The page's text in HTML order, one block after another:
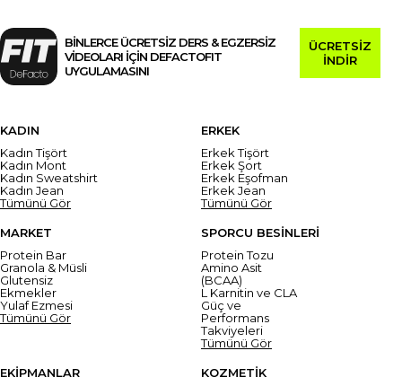
BİNLERCE ÜCRETSİZ DERS & EGZERSİZ
VİDEOLARI İÇİN DEFACTOFIT
UYGULAMASINI
ÜCRETSİZ
İNDİR
KADIN
Kadın Tişört
Kadın Mont
Kadın Sweatshirt
Kadın Jean
Tümünü Gör
ERKEK
Erkek Tişört
Erkek Şort
Erkek Eşofman
Erkek Jean
Tümünü Gör
MARKET
Protein Bar
Granola & Müsli
Glutensiz
Ekmekler
Yulaf Ezmesi
Tümünü Gör
SPORCU BESİNLERİ
Protein Tozu
Amino Asit
(BCAA)
L Karnitin ve CLA
Güç ve
Performans
Takviyeleri
Tümünü Gör
EKİPMANLAR
KOZMETİK